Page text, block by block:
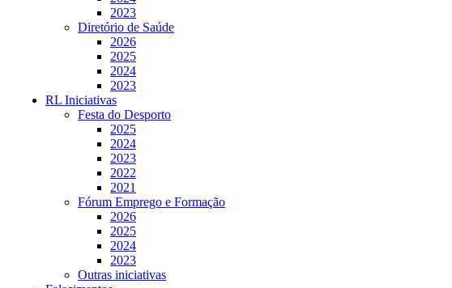
2023
Diretório de Saúde
2026
2025
2024
2023
RL Iniciativas
Festa do Desporto
2025
2024
2023
2022
2021
Fórum Emprego e Formação
2026
2025
2024
2023
Outras iniciativas